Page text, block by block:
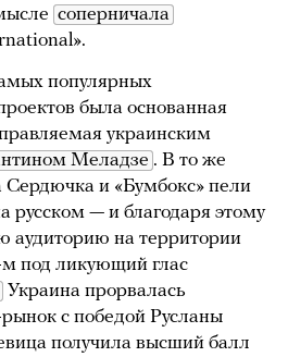
соперничала
популярных
была основанная
украинским
Меладзе . В то же
и «Бумбокс» пели
русском — и благодаря этому
аудиторию на территории
под ликующий глас
Украина прорвалась
с победой Русланы
получила высший балл